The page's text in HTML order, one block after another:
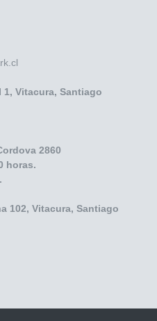
1, Vitacura, Santiago
2860
horas.
102, Vitacura, Santiago